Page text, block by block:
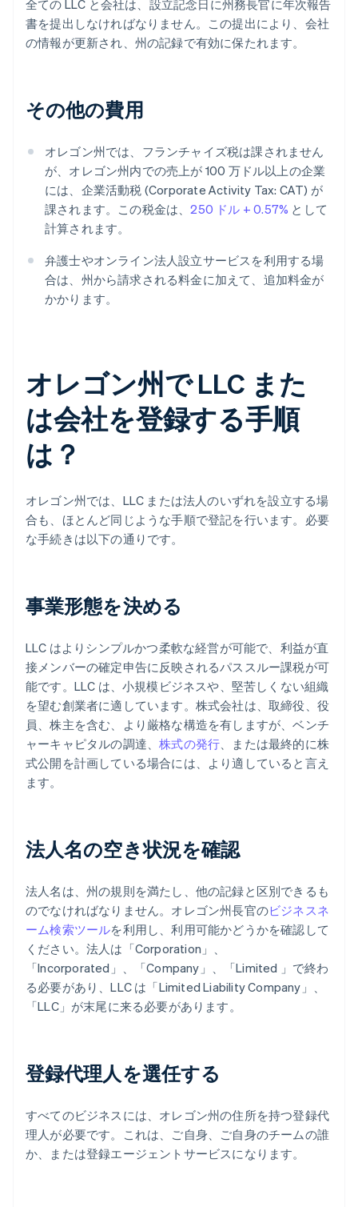
全ての LLC と会社は、設立記念日に州務長官に年次報告
書を提出しなければなりません。この提出により、会社
の情報が更新され、州の記録で有効に保たれます。
その他の費用
オレゴン州では、フランチャイズ税は課されません
が、オレゴン州内での売上が 100 万ドル以上の企業
には、企業活動税 (Corporate Activity Tax: CAT) が
課されます。この税金は、250 ドル + 0.57% として
計算されます。
弁護士やオンライン法人設立サービスを利用する場
合は、州から請求される料金に加えて、追加料金が
かかります。
オレゴン州で LLC また
は会社を登録する手順
は？
オレゴン州では、LLC または法人のいずれを設立する場
合も、ほとんど同じような手順で登記を行います。必要
な手続きは以下の通りです。
事業形態を決める
LLC はよりシンプルかつ柔軟な経営が可能で、利益が直
接メンバーの確定申告に反映されるパススルー課税が可
能です。LLC は、小規模ビジネスや、堅苦しくない組織
を望む創業者に適しています。株式会社は、取締役、役
員、株主を含む、より厳格な構造を有しますが、ベンチ
ャーキャピタルの調達、株式の発行、または最終的に株
式公開を計画している場合には、より適していると言え
ます。
法人名の空き状況を確認
法人名は、州の規則を満たし、他の記録と区別できるも
のでなければなりません。オレゴン州長官のビジネスネ
ーム検索ツールを利用し、利用可能かどうかを確認して
ください。法人は「Corporation」、
「Incorporated」、「Company」、「Limited 」で終わ
る必要があり、LLC は「Limited Liability Company」、
「LLC」が末尾に来る必要があります。
登録代理人を選任する
すべてのビジネスには、オレゴン州の住所を持つ登録代
理人が必要です。これは、ご自身、ご自身のチームの誰
か、または登録エージェントサービスになります。